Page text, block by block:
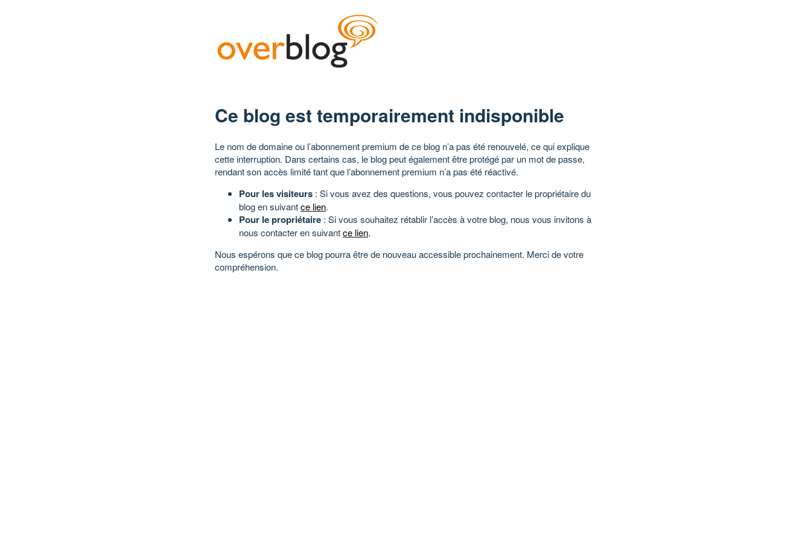
Ce blog est temporairement indisponible
Le nom de domaine ou l’abonnement premium de ce blog n’a pas été renouvelé, ce qui explique
cette interruption. Dans certains cas, le blog peut également être protégé par un mot de passe,
rendant son accès limité tant que l’abonnement premium n’a pas été réactivé.
Pour les visiteurs : Si vous avez des questions, vous pouvez contacter le propriétaire du
blog en suivantce lien.
Pour le propriétaire : Si vous souhaitez rétablir l’accès à votre blog, nous vous invitons à
nous contacter en suivantce lien.
Nous espérons que ce blog pourra être de nouveau accessible prochainement. Merci de votre
compréhension.